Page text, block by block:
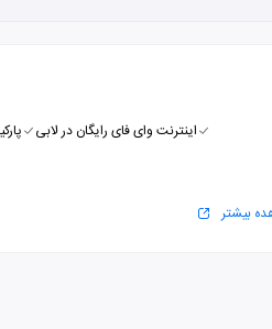
اینترنت وای فای رایگان در لابی
بیشتر